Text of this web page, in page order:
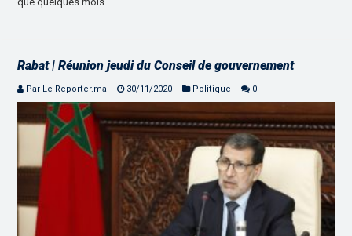
Rabat | Réunion jeudi du Conseil de gouvernement
Par Le Reporter.ma 30/11/2020 Politique 0